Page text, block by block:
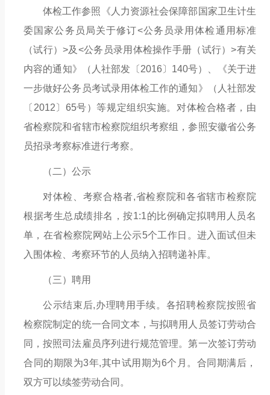
体检工作参照《人力资源社会保障部国家卫生计生
委国家公务员局关于修订<公务员录用体检通用标准
（试行）>及<公务员录用体检操作手册（试行）>有关
内容的通知》
（人社部发〔 2016〕140号）
、《关于进
一步做好公务员考试录用体检工作的通知》
（人社部发
〔 2012 〕 65号） 等规定组织实施。对体检合格者，由
省检察院和省辖市检察院组织考察组，参照安徽省公务
员招录考察标准进行考察。
（二）公示
对体检、考察合格者,省检察院和各省辖市检察院
根据考生总成绩排名，按1:1的比例确定拟聘用人员名
单，在省检察院网站上公示5个工作日。进入面试但未
入围体检、考察环节的人员纳入招聘递补库。
（三）聘用
公示结束后,办理聘用手续。各招聘检察院按照省
检察院制定的统一合同文本，与拟聘用 人员签订劳动合
同，按照司法雇员序列进行规范管理。第一次签订劳动
合同的期限为3年,其中试用期为6个月。合同期满后，
双方可以续签劳动合同。